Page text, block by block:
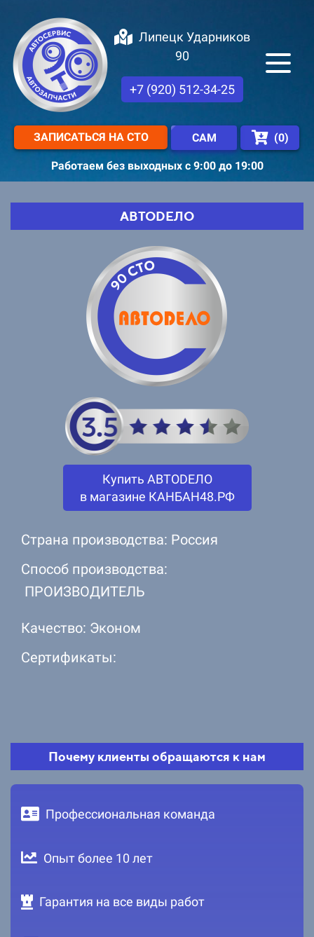
Липецк Ударников
90
+7 (920) 512-34-25
ЗАПИСАТЬСЯ НА СТО САМ (0)
Работаем без выходных с 9:00 до 19:00
АВТОDЕЛО
Купить АВТОDЕЛО
в магазине КАНБАН48.РФ
Страна производства: Россия
Способ производства:
ПРОИЗВОДИТЕЛЬ
Качество: Эконом
Сертификаты:
Почему клиенты обращаются к нам
Профессиональная команда
Опыт более 10 лет
Гарантия на все виды работ